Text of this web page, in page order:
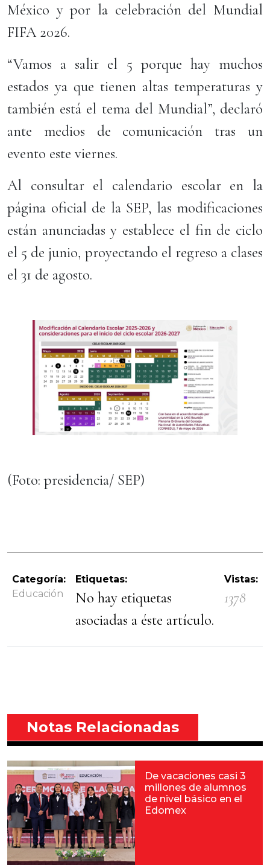
México y por la celebración del Mundial
FIFA 2026.
“Vamos a salir el 5 porque hay muchos
estados ya que tienen altas temperaturas y
también está el tema del Mundial”, declaró
ante medios de comunicación tras un
evento este viernes.
Al consultar el calendario escolar en la
página oficial de la SEP, las modificaciones
están anunciadas y establece el fin de ciclo
el 5 de junio, proyectando el regreso a clases
el 31 de agosto.
(Foto: presidencia/ SEP)
Categoría:
Educación
Etiquetas:
No hay etiquetas
asociadas a éste artículo.
Vistas:
1378
Notas Relacionadas
De vacaciones casi 3
millones de alumnos
de nivel básico en el
Edomex